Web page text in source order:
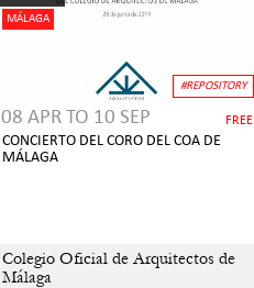
MÁLAGA
08 APR TO 10 SEP FREE
CONCIERTO DEL CORO DEL COA DE
MÁLAGA
Colegio Oficial de Arquitectos de
Málaga
#REPOSITORY